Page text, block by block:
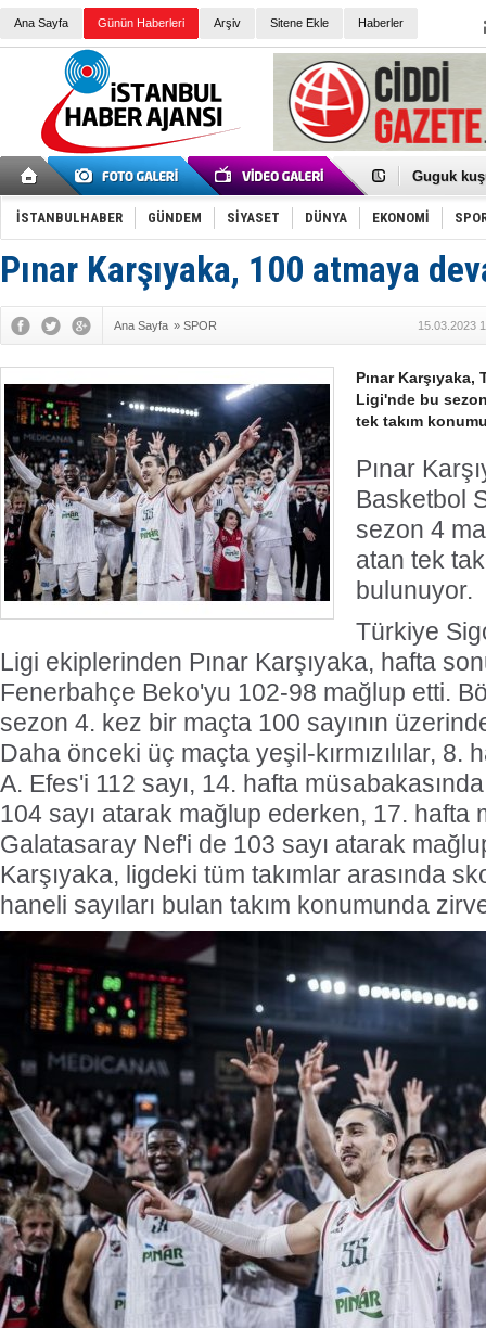
Ana Sayfa Günün Haberleri Arşiv Sitene Ekle Haberler
Türk
Guguk
Sneaker
Erkek
Tommy
Ceza
Kayyum
Erdoğan:
İtalyan
Ece
İSTANBULHABER GÜNDEM SİYASET DÜNYA EKONOMİ
Pınar Karşıyaka, 100 atmaya
Ana Sayfa » SPOR 15.03.2023
Pınar
Ligi'nde bu
tek takım
Pınar
Basketbol
sezon 4
atan tek
bulunuyor.
Türkiye
Ligi ekiplerinden Pınar Karşıyaka, hafta
Fenerbahçe Beko'yu 102-98 mağlup etti.
sezon 4. kez bir maçta 100 sayının
Daha önceki üç maçta yeşil-kırmızılılar, 8.
A. Efes'i 112 sayı, 14. hafta
104 sayı atarak mağlup ederken, 17. hafta
Galatasaray Nef'i de 103 sayı atarak
Karşıyaka, ligdeki tüm takımlar arasında
haneli sayıları bulan takım konumunda